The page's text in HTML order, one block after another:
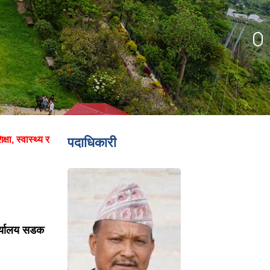
स्वास्थ्य र
सडक
पदाधिकारी